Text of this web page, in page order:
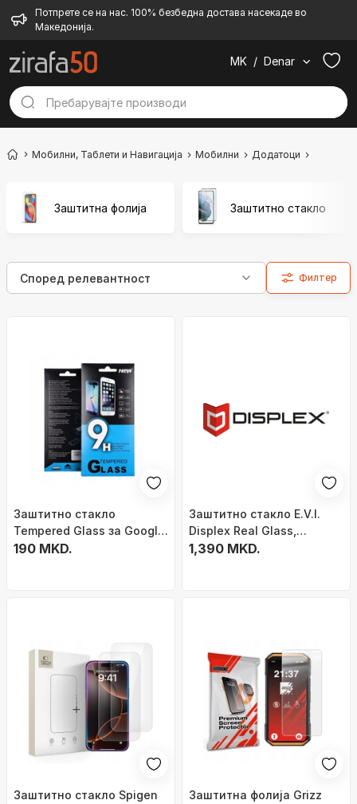
Потпрете се на нас. 100% безбедна достава насекаде во
Македонија.
MK / Denar
Мобилни, Таблети и Навигација Мобилни Додатоци
Заштитна фолија Заштитно стакло
Филтер
Заштитно стакло
Tempered Glass за Google
Pixel 9 9 Pro, 0.3mm,
190 MKD.
Заштитно стакло E.V.I.
Displex Real Glass,
Samsung Galaxy A34 5G,
1,390 MKD.
Заштитно стакло Spigen
Заштитна фолија Grizz